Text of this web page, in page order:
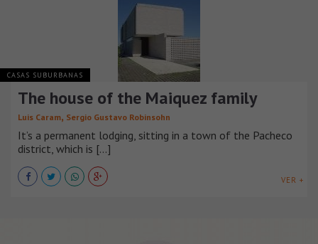
CASAS SUBURBANAS
The house of the Maiquez family
Luis Caram, Sergio Gustavo Robinsohn
It’s a permanent lodging, sitting in a town of the Pacheco
district, which is [...]
VER +